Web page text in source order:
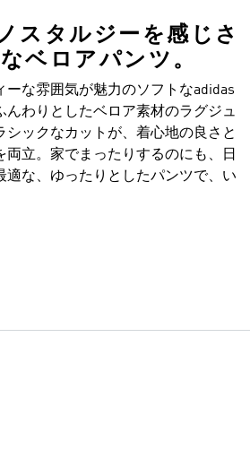
スタルジーを感じさ
ベロアパンツ。
ーな雰囲気が魅力のソフトなadidas
んわりとしたベロア素材のラグジュ
シックなカットが、着心地の良さと
両立。家でまったりするのにも、日
適な、ゆったりとしたパンツで、い